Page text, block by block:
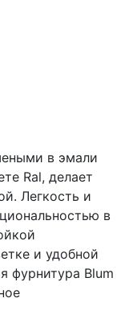
в эмали
Ral, делает
Легкость и
в
и удобной
фурнитура Blum